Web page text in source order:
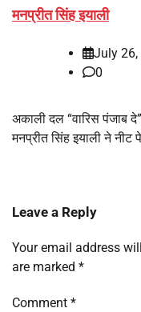
मनप्रीत सिंह इयाली
July 26,
0
अकाली दल “वारिस पंजाब
मनप्रीत सिंह इयाली ने
Leave a Reply
Your email address
are marked *
Comment *